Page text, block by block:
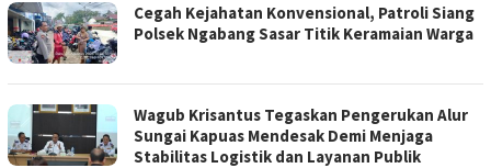
Cegah Kejahatan Konvensional, Patroli Siang
Polsek Ngabang Sasar Titik Keramaian Warga
Wagub Krisantus Tegaskan Pengerukan Alur
Sungai Kapuas Mendesak Demi Menjaga
Stabilitas Logistik dan Layanan Publik